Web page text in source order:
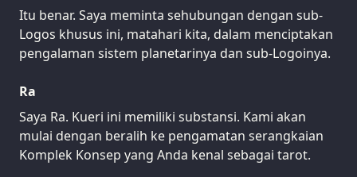
Itu benar. Saya meminta sehubungan dengan sub-
Logos khusus ini, matahari kita, dalam menciptakan
pengalaman sistem planetarinya dan sub-Logoinya.
Ra
Saya Ra. Kueri ini memiliki substansi. Kami akan
mulai dengan beralih ke pengamatan serangkaian
Komplek Konsep yang Anda kenal sebagai tarot.